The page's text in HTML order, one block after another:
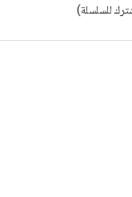
للسلسلة)